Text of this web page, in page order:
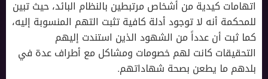
اتهامات كيدية من أشخاص مرتبطين بالنظام البائد، حيث تبين
للمحكمة أنه لا توجود أدلة كافية تثبت التهم المنسوبة إليه،
كما ثبت أن عدداً من الشهود الذين استندت إليهم
التحقيقات كانت لهم خصومات ومشاكل مع أطراف عدة في
بلدهم ما يطعن بصحة شهاداتهم.